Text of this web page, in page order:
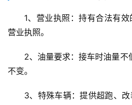
1、营业执照：持有合法有
营业执照。
2、油量要求：接车时油量
不变。
3、特殊车辆：提供超跑、